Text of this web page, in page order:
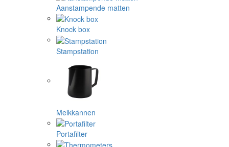
Aanstampende matten
Knock box
Stampstation
Melkkannen
Portafilter